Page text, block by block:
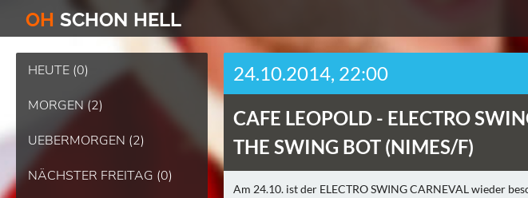
OH SCHON HELL
HEUTE (0)
MORGEN (2)
UEBERMORGEN (2)
NÄCHSTER FREITAG (0)
24.10.2014, 22:00
CAFE LEOPOLD - ELECTRO
THE SWING BOT (NIMES/F)
Am 24.10. ist der ELECTRO SWING CARNEVAL wieder